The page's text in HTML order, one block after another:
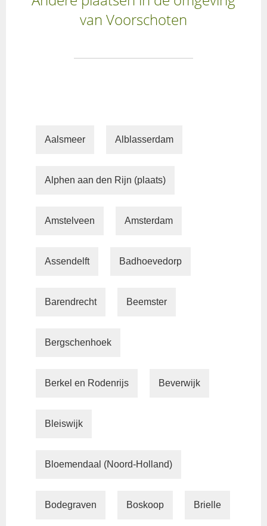
van Voorschoten
Aalsmeer Alblasserdam
Alphen aan den Rijn (plaats)
Amstelveen Amsterdam
Assendelft Badhoevedorp
Barendrecht Beemster
Bergschenhoek
Berkel en Rodenrijs Beverwijk
Bleiswijk
Bloemendaal (Noord-Holland)
Bodegraven Boskoop Brielle